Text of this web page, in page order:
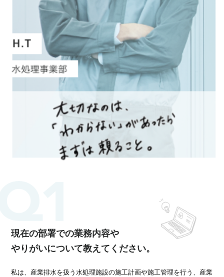
現在の部署での業務内容や
やりがいについて教えてください。
私は、産業排水を扱う水処理施設の施工計画や施工管理を行う、産業